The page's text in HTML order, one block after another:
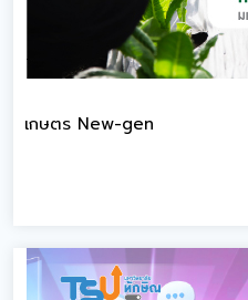
เกษตร New-gen